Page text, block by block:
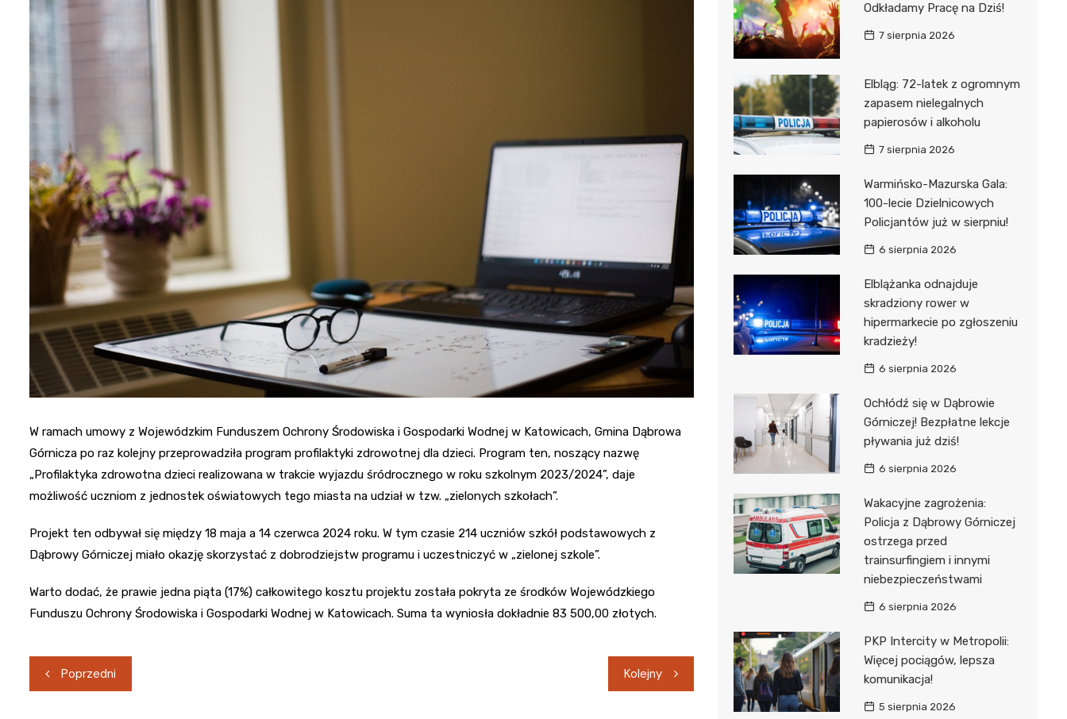
W ramach umowy z Wojewódzkim Funduszem Ochrony Środowiska i Gospodarki Wodnej w Katowicach, Gmina Dąbrowa
Górnicza po raz kolejny przeprowadziła program profilaktyki zdrowotnej dla dzieci. Program ten, noszący nazwę
„Profilaktyka zdrowotna dzieci realizowana w trakcie wyjazdu śródrocznego w roku szkolnym 2023/2024”, daje
możliwość uczniom z jednostek oświatowych tego miasta na udział w tzw. „zielonych szkołach”.
Projekt ten odbywał się między 18 maja a 14 czerwca 2024 roku. W tym czasie 214 uczniów szkół podstawowych z
Dąbrowy Górniczej miało okazję skorzystać z dobrodziejstw programu i uczestniczyć w „zielonej szkole”.
Warto dodać, że prawie jedna piąta (17%) całkowitego kosztu projektu została pokryta ze środków Wojewódzkiego
Funduszu Ochrony Środowiska i Gospodarki Wodnej w Katowicach. Suma ta wyniosła dokładnie 83 500,00 złotych.
Nawigacja
wpisu
Poprzedni Kolejny
Odkładamy Pracę na Dziś!
7 sierpnia 2026
Elbląg: 72-latek z ogromnym
zapasem nielegalnych
papierosów i alkoholu
7 sierpnia 2026
Warmińsko-Mazurska Gala:
100-lecie Dzielnicowych
Policjantów już w sierpniu!
6 sierpnia 2026
Elblążanka odnajduje
skradziony rower w
hipermarkecie po zgłoszeniu
kradzieży!
6 sierpnia 2026
Ochłódź się w Dąbrowie
Górniczej! Bezpłatne lekcje
pływania już dziś!
6 sierpnia 2026
Wakacyjne zagrożenia:
Policja z Dąbrowy Górniczej
ostrzega przed
trainsurfingiem i innymi
niebezpieczeństwami
6 sierpnia 2026
PKP Intercity w Metropolii:
Więcej pociągów, lepsza
komunikacja!
5 sierpnia 2026